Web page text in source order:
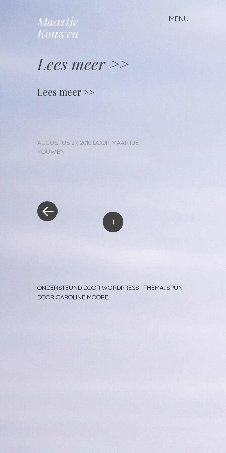
Maartje
Kouwen
MENU
Spring
naar
Lees meer >>
Lees meer >>
AUGUSTUS 27, 2010 DOOR MAARTJE
KOUWEN
+
ONDERSTEUND DOOR WORDPRESS | THEMA: SPUN
DOOR CAROLINE MOORE